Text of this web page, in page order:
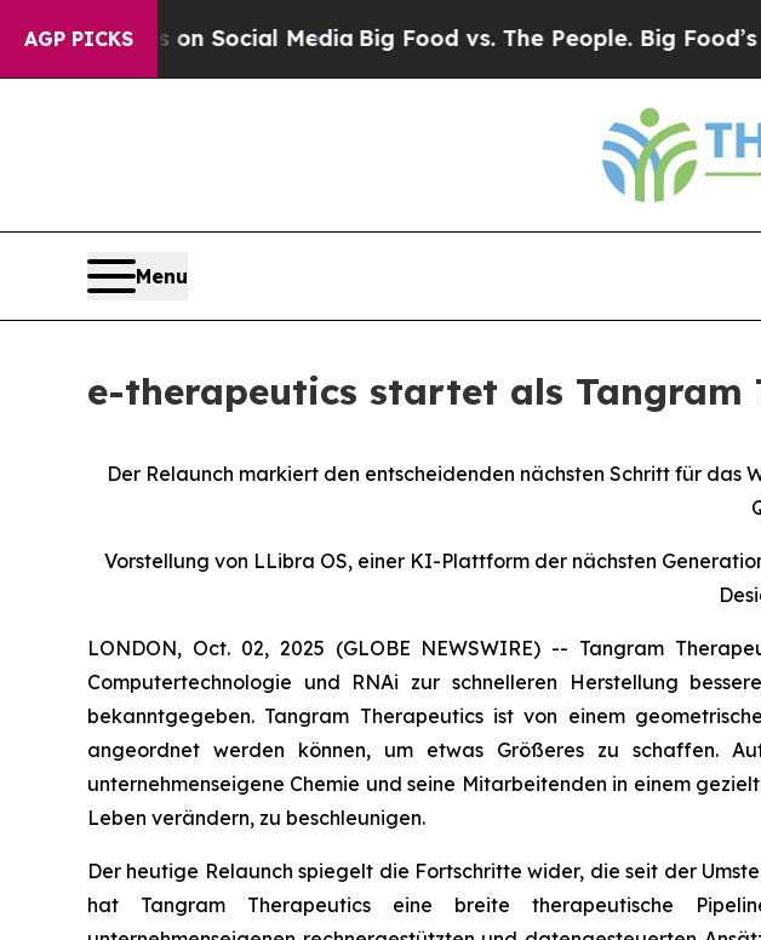
AGP PICKSon Social MediaBig Food vs. The People. Big Food’s 239
Menu
e-therapeutics startet als Tangram
Der Relaunch markiert den entscheidenden nächsten Schritt für das
Vorstellung von LLibra OS, einer KI-Plattform der nächsten
LONDON, Oct. 02, 2025 (GLOBE NEWSWIRE) -- Tangram
Computertechnologie und RNAi zur schnelleren Herstellung
bekanntgegeben. Tangram Therapeutics ist von einem
angeordnet werden können, um etwas Größeres zu schaffen.
unternehmenseigene Chemie und seine Mitarbeitenden in einem
Leben verändern, zu beschleunigen.
Der heutige Relaunch spiegelt die Fortschritte wider, die seit der
hat Tangram Therapeutics eine breite therapeutische